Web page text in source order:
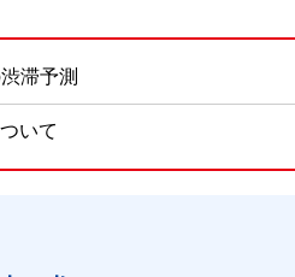
滞予測
いて